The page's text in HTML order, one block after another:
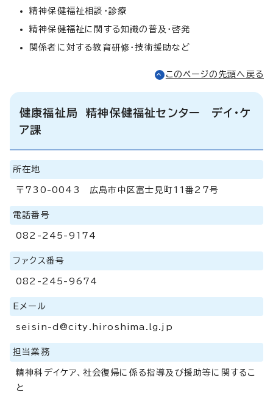
精神保健福祉相談・診療
精神保健福祉に関する知識の普及・啓発
関係者に対する教育研修・技術援助など
このページの先頭へ戻る
健康福祉局 精神保健福祉センター デイ・ケ
ア課
所在地
〒730-0043 広島市中区富士見町11番27号
電話番号
082-245-9174
ファクス番号
082-245-9674
Eメール
seisin-d@city.hiroshima.lg.jp
担当業務
精神科デイケア、社会復帰に係る指導及び援助等に関するこ
と